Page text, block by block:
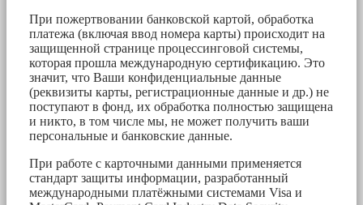
При пожертвовании банковской картой, обработка
платежа (включая ввод номера карты) происходит на
защищенной странице процессинговой системы,
которая прошла международную сертификацию. Это
значит, что Ваши конфиденциальные данные
(реквизиты карты, регистрационные данные и др.) не
поступают в фонд, их обработка полностью защищена
и никто, в том числе мы, не может получить ваши
персональные и банковские данные.
При работе с карточными данными применяется
стандарт защиты информации, разработанный
международными платёжными системами Visa и